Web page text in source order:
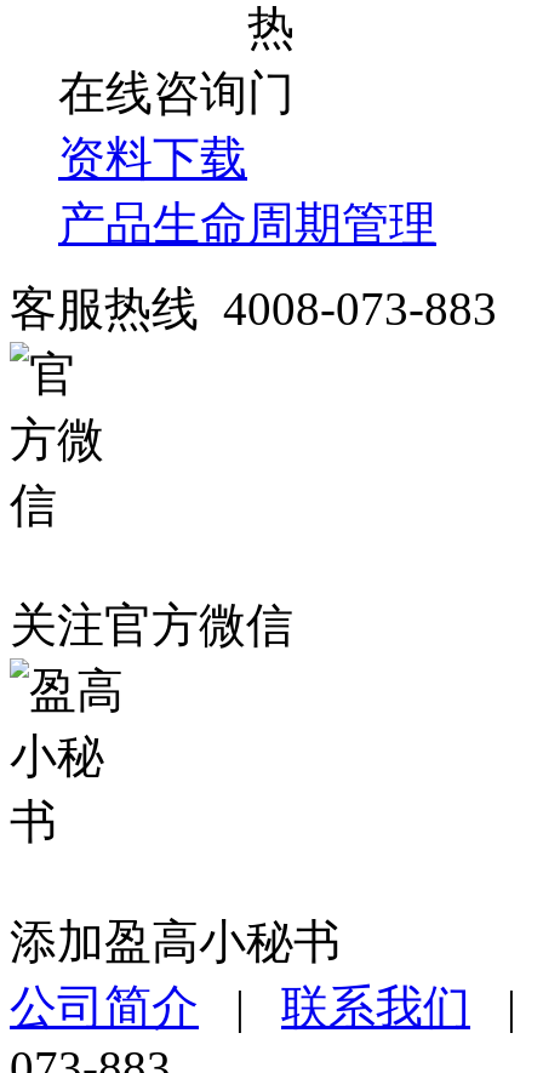
在线咨询
资料下载
产品生命周期管理
客服热线 4008-073-883
关注官方微信
添加盈高小秘书
公司简介 | 联系我们